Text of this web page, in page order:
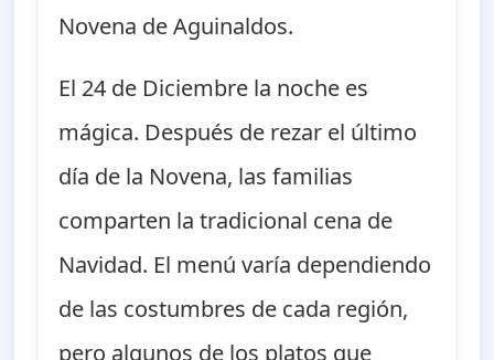
Novena de Aguinaldos.
El 24 de Diciembre la noche es
mágica. Después de rezar el último
día de la Novena, las familias
comparten la tradicional cena de
Navidad. El menú varía dependiendo
de las costumbres de cada región,
pero algunos de los platos que